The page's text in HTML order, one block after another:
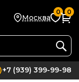
Москва
0 0
+7 (939) 399-99-98